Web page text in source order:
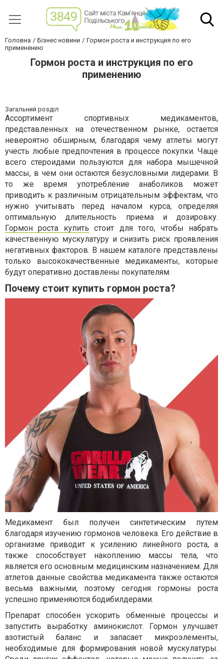
Головна Бізнес новини
Гормон роста и инструкция по его
применению
Гормон роста и инструкция по его
применению
Загальний розділ
Ассортимент спортивных медикаментов,
представленных на отечественном рынке, остается
невероятно обширным, благодаря чему атлеты могут
учесть любые предпочтения в процессе покупки. Чаще
всего стероидами пользуются для набора мышечной
массы, в чем они остаются безусловными лидерами. В
то же время употребление анаболиков может
приводить к различным отрицательным эффектам, что
нужно учитывать перед началом курса, определяя
оптимальную длительность приема и дозировку.
Гормон роста купить стоит для того, чтобы набрать
качественную мускулатуру и снизить риск проявления
негативных факторов. В нашем каталоге представлены
только высококачественные медикаменты, которые
будут оперативно доставлены покупателям.
Почему стоит купить гормон роста?
Медикамент был получен синтетическим путем
благодаря изучению гормонов человека. Его действие в
организме приводит к усилению линейного роста, а
также способствует накоплению массы тела, что
является его основным медицинским назначением. Для
атлетов данные свойства медикамента также остаются
весьма важными, поэтому сегодня гормоны роста
успешно применяются бодибилдерами.
Препарат способен ускорить обменные процессы и
запустить выработку аминокислот. Гормон улучшает
азотистый баланс и запасает микроэлементы,
необходимые для формирования новой мускулатуры.